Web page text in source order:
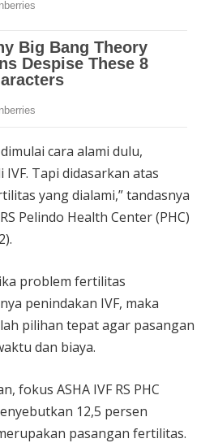
cara alami dulu,
Tapi didasarkan atas
yang dialami,” tandasnya
Pelindo Health Center (PHC)
problem fertilitas
penindakan IVF, maka
pilihan tepat agar pasangan
dan biaya.
fokus ASHA IVF RS PHC
12,5 persen
pasangan fertilitas.